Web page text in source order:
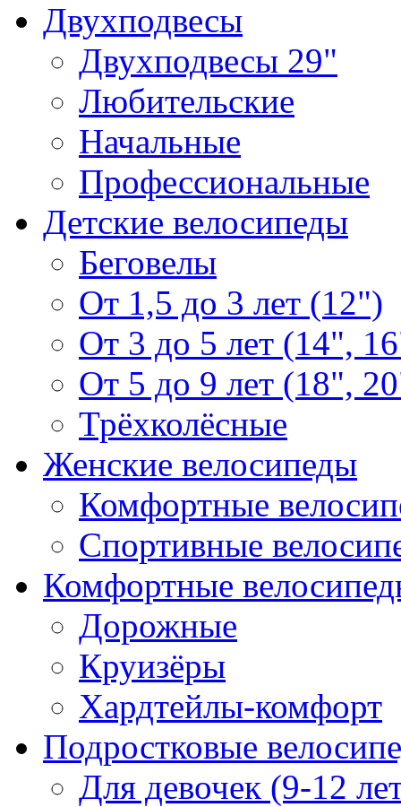
Двухподвесы
Двухподвесы 29"
Любительские
Начальные
Профессиональные
Детские велосипеды
Беговелы
От 1,5 до 3 лет (12")
От 3 до 5 лет (14",
От 5 до 9 лет (18",
Трёхколёсные
Женские велосипеды
Комфортные
Спортивные
Комфортные
Дорожные
Круизёры
Хардтейлы-комфорт
Подростковые
Для девочек (9-12